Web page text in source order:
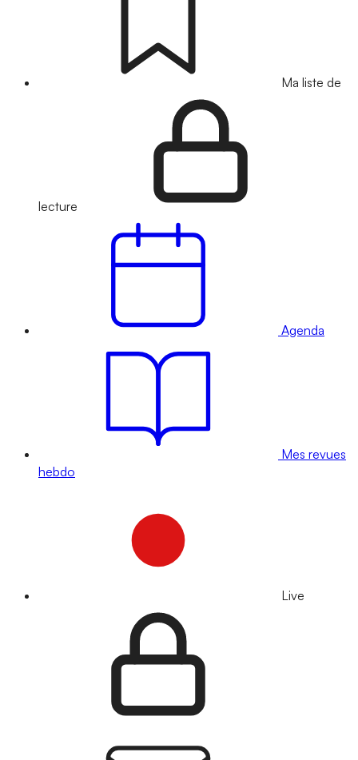
Ma liste de
lecture
Agenda
Mes revues
hebdo
Live